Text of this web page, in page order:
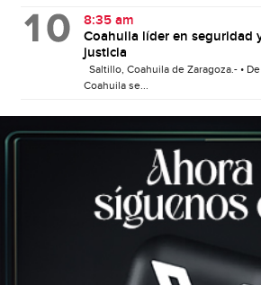
8:35 am
Coahuila líder en seguridad
justicia
Saltillo, Coahuila de Zaragoza.- •
Coahuila se...